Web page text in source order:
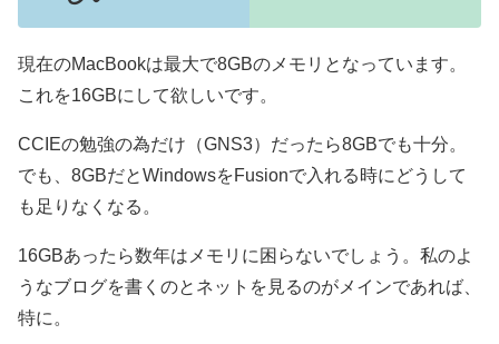
現在のMacBookは最大で8GBのメモリとなっています。
これを16GBにして欲しいです。
CCIEの勉強の為だけ（GNS3）だったら8GBでも十分。
でも、8GBだとWindowsをFusionで入れる時にどうして
も足りなくなる。
16GBあったら数年はメモリに困らないでしょう。私のよ
うなブログを書くのとネットを見るのがメインであれば、
特に。